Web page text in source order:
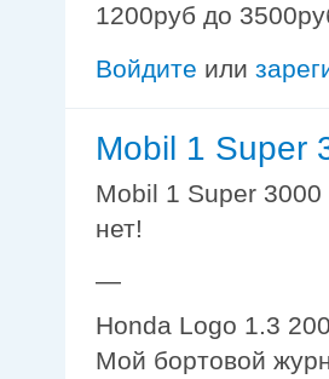
1200руб до
Войдите или
Mobil 1 Super
Mobil 1 Super
нет!
—
Honda Logo 1.3
Мой бортовой